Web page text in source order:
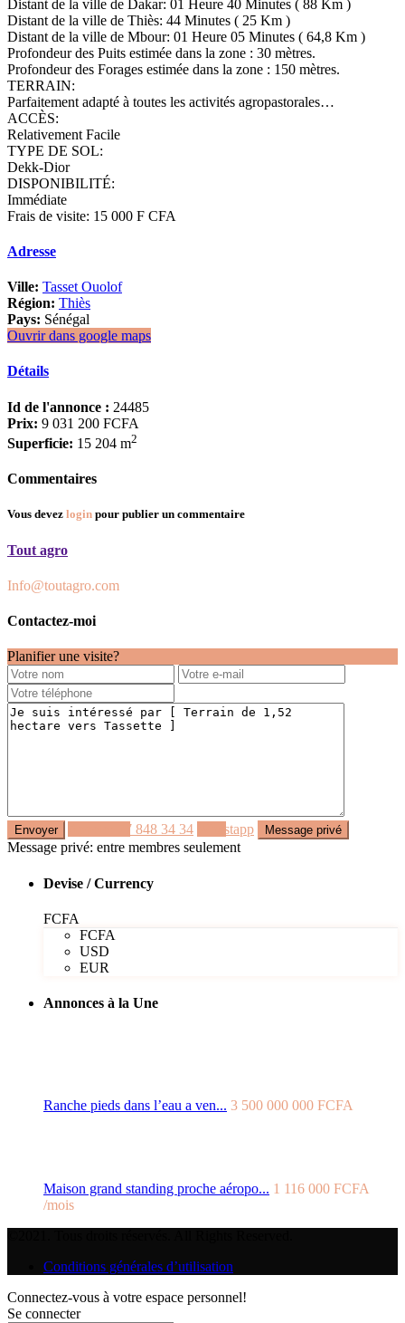
Distant de la ville de Dakar: 01 Heure 40 Minutes ( 88 Km )
Distant de la ville de Thiès: 44 Minutes ( 25 Km )
Distant de la ville de Mbour: 01 Heure 05 Minutes ( 64,8 Km )
Profondeur des Puits estimée dans la zone : 30 mètres.
Profondeur des Forages estimée dans la zone : 150 mètres.
TERRAIN:
Parfaitement adapté à toutes les activités agropastorales…
ACCÈS:
Relativement Facile
TYPE DE SOL:
Dekk-Dior
DISPONIBILITÉ:
Immédiate
Frais de visite: 15 000 F CFA
Adresse
Ville: Tasset Ouolof
Région: Thiès
Pays: Sénégal
Ouvrir dans google maps
Détails
Id de l'annonce : 24485
Prix: 9 031 200 FCFA
Superficie: 15 204 m2
Commentaires
Vous devez login pour publier un commentaire
Tout agro
Info@toutagro.com
Contactez-moi
Planifier une visite?
77 848 34 34
Whastapp
Message privé: entre membres seulement
Devise / Currency
FCFA
FCFA
USD
EUR
Annonces à la Une
Ranche pieds dans l’eau a ven... 3 500 000 000 FCFA
Maison grand standing proche aéropo... 1 116 000 FCFA
/mois
Conditions générales d’utilisation
Connectez-vous à votre espace personnel!
Se connecter